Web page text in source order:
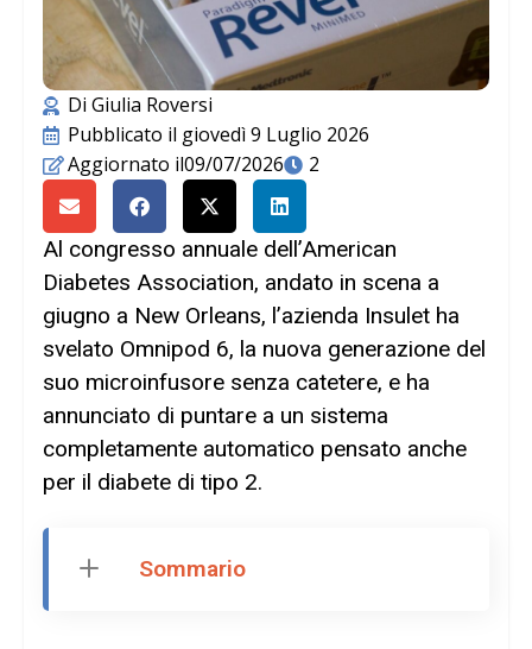
Di Giulia Roversi
Pubblicato il giovedì 9 Luglio 2026
Aggiornato il09/07/2026
2
Al congresso annuale dell’American
Diabetes Association, andato in scena a
giugno a New Orleans, l’azienda Insulet ha
svelato Omnipod 6, la nuova generazione del
suo microinfusore senza catetere, e ha
annunciato di puntare a un sistema
completamente automatico pensato anche
per il diabete di tipo 2.
Sommario